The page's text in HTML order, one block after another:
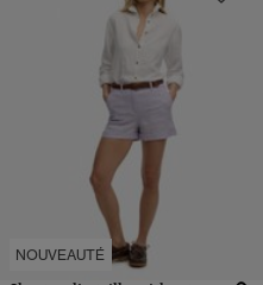
NOUVEAUTÉ